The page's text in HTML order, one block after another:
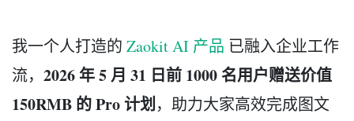
我一个人打造的 Zaokit AI 产品 已融入企业工作
流， 2026 年 5 月 31 日前 1000 名用户赠送价值
150RMB 的 Pro 计划 ，助力大家高效完成图文